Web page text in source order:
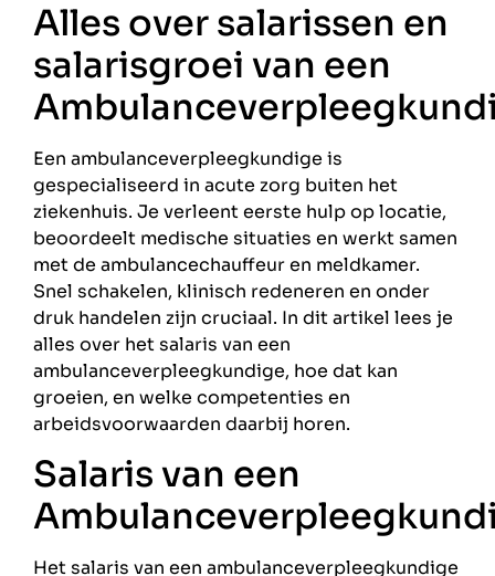
Alles over salarissen en
salarisgroei van een
Een ambulanceverpleegkundige is
gespecialiseerd in acute zorg buiten het
ziekenhuis. Je verleent eerste hulp op locatie,
beoordeelt medische situaties en werkt samen
met de ambulancechauffeur en meldkamer.
Snel schakelen, klinisch redeneren en onder
druk handelen zijn cruciaal. In dit artikel lees je
alles over het salaris van een
ambulanceverpleegkundige, hoe dat kan
groeien, en welke competenties en
arbeidsvoorwaarden daarbij horen.
Salaris van een
Het salaris van een ambulanceverpleegkundige